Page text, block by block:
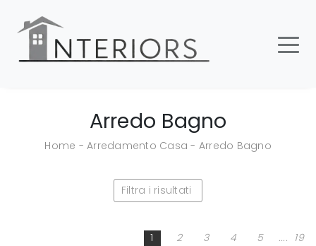
Arredo Bagno
Home - Arredamento Casa - Arredo Bagno
Filtra i risultati
1 2 3 4 5 .... 19